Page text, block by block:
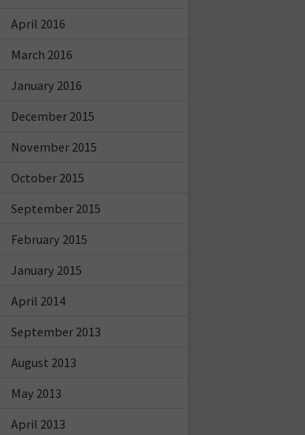
April 2016
March 2016
January 2016
December 2015
November 2015
October 2015
September 2015
February 2015
January 2015
April 2014
September 2013
August 2013
May 2013
April 2013